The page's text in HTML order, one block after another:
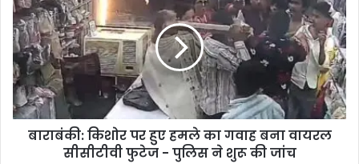
बाराबंकी: किशोर पर हुए हमले का गवाह बना वायरल
सीसीटीवी फुटेज - पुलिस ने शुरू की जांच